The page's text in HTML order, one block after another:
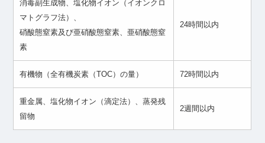
消毒副生成物、塩化物イオン（イオンクロ
マトグラフ法）、
硝酸態窒素及び亜硝酸態窒素、亜硝酸態窒
素
24時間以内
有機物（全有機炭素（TOC）の量） 72時間以内
重金属、塩化物イオン（滴定法）、蒸発残
留物
2週間以内